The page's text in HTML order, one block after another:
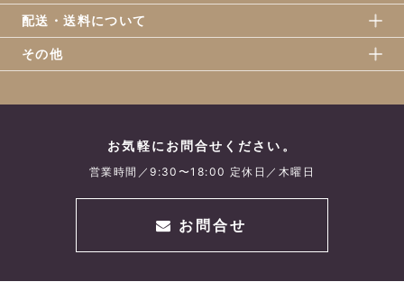
配送・送料について
その他
お気軽にお問合せください。
営業時間／9:30〜18:00 定休日／木曜日
お問合せ